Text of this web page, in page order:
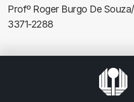
Profº Roger Burgo De
3371-2288